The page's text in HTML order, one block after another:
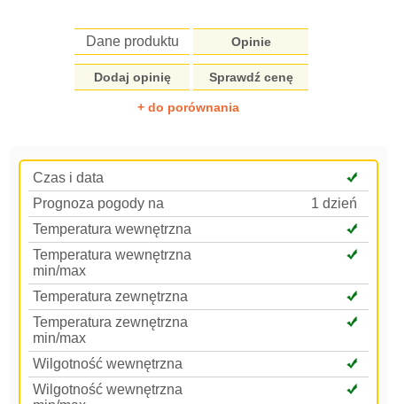
Dane produktu Opinie
Dodaj opinię Sprawdź cenę
+ do porównania
Czas i data
Prognoza pogody na
1 dzień
Temperatura wewnętrzna
Temperatura wewnętrzna
min/max
Temperatura zewnętrzna
Temperatura zewnętrzna
min/max
Wilgotność wewnętrzna
Wilgotność wewnętrzna